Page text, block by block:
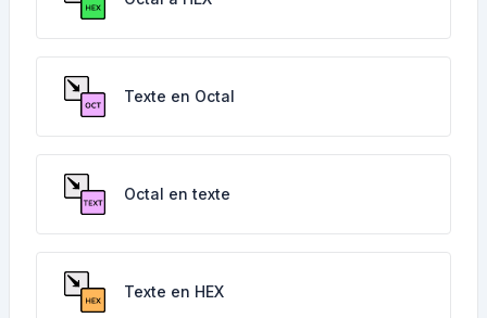
Texte en Octal
Octal en texte
Texte en HEX